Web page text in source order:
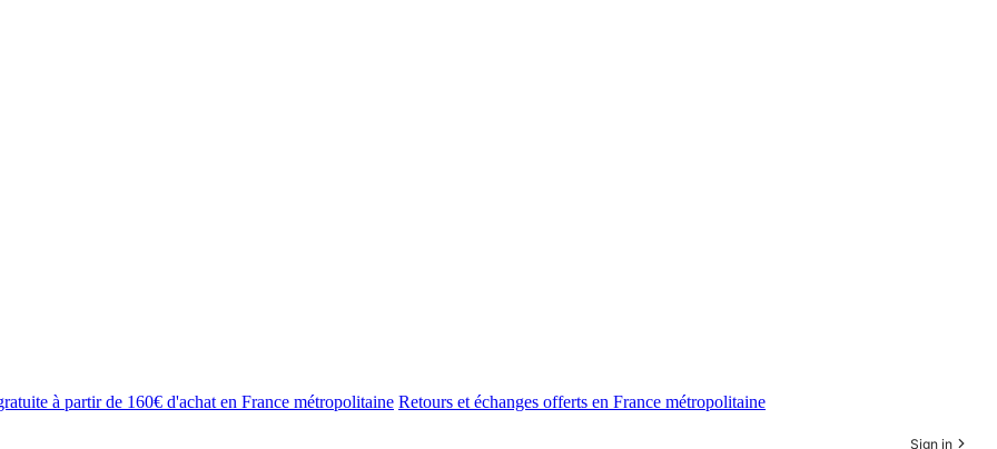
à partir de 160€ d'achat en France métropolitaine Retours et échanges offerts en France métropolitaine
Sign in